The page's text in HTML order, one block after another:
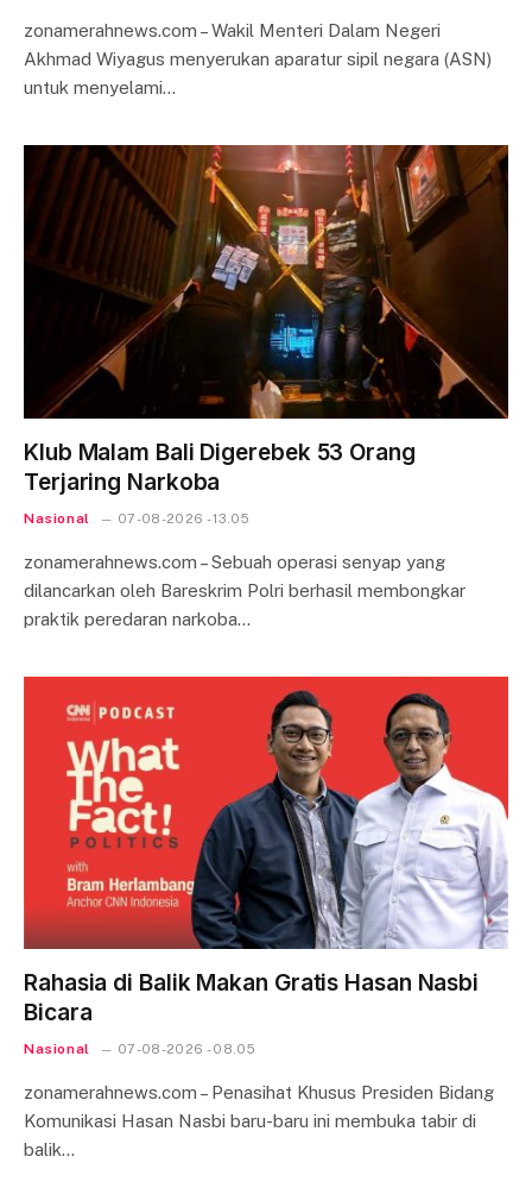
zonamerahnews.com – Wakil Menteri Dalam Negeri
Akhmad Wiyagus menyerukan aparatur sipil negara (ASN)
untuk menyelami…
Klub Malam Bali Digerebek 53 Orang
Terjaring Narkoba
Nasional 07-08-2026 - 13.05
zonamerahnews.com – Sebuah operasi senyap yang
dilancarkan oleh Bareskrim Polri berhasil membongkar
praktik peredaran narkoba…
Rahasia di Balik Makan Gratis Hasan Nasbi
Bicara
Nasional 07-08-2026 - 08.05
zonamerahnews.com – Penasihat Khusus Presiden Bidang
Komunikasi Hasan Nasbi baru-baru ini membuka tabir di
balik…